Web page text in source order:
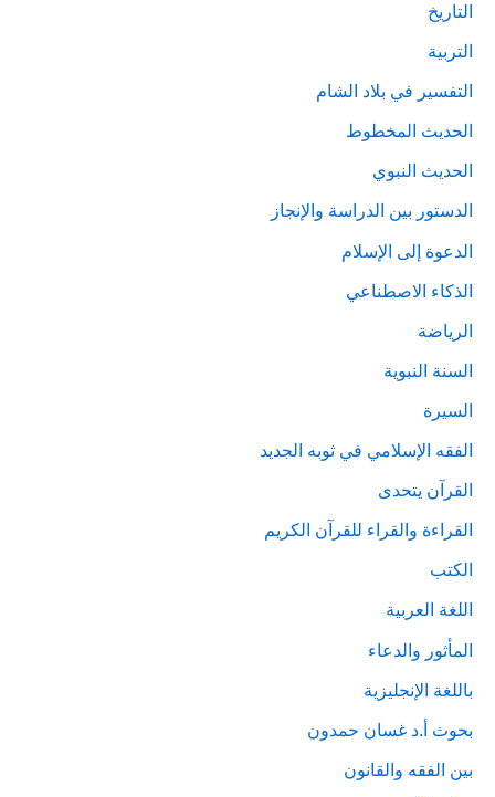
التاريخ
التربية
التفسير في بلاد الشام
الحديث المخطوط
الحديث النبوي
الدستور بين الدراسة والإنجاز
الدعوة إلى الإسلام
الذكاء الاصطناعي
الرياضة
السنة النبوية
السيرة
الفقه الإسلامي في ثوبه الجديد
القرآن يتحدى
القراءة والقراء للقرآن الكريم
الكتب
اللغة العربية
المأثور والدعاء
باللغة الإنجليزية
بحوث أ.د غسان حمدون
بين الفقه والقانون